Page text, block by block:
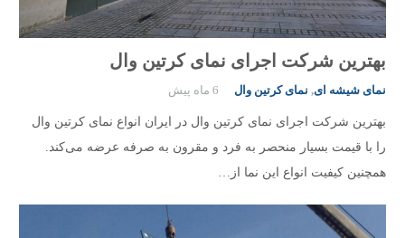
بهترین شرکت اجرای نمای کرتین وال
نمای شیشه ای, نمای کرتین وال 6 ماه پیش
بهترین شرکت اجرای نمای کرتین وال در ایران انواع نمای کرتین وال
را با قیمت بسیار منحصر به فرد و مقرون به صرفه عرضه می‌کند.
همچنین کیفیت انواع این نما از…